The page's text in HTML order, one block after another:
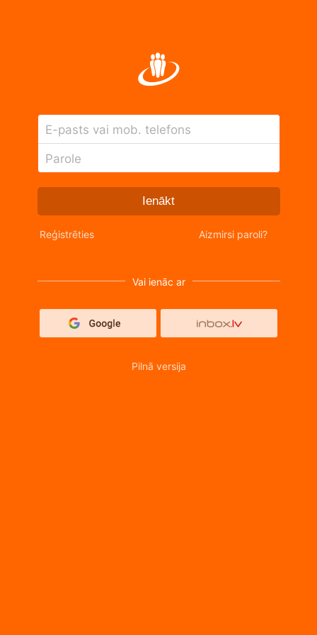
E-pasts vai mob. telefons
Parole
Ienākt
Reģistrēties Aizmirsi paroli?
Vai ienāc ar
Pilnā versija